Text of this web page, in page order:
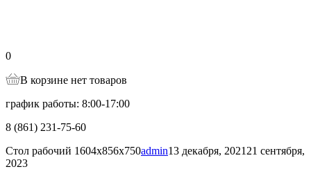
0
В корзине нет товаров
график работы: 8:00-17:00
8 (861) 231-75-60
Стол рабочий 1604х856х750admin13 декабря, 2021 21 сентября,
2023